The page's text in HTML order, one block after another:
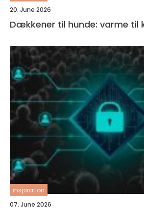
20. June 2026
Dækkener til hunde: varme til
inspiration
07. June 2026